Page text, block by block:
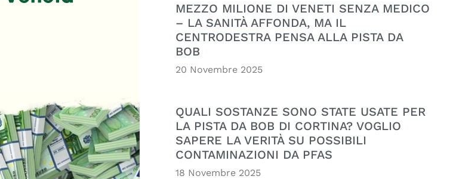
MEZZO MILIONE DI VENETI SENZA MEDICO
– LA SANITÀ AFFONDA, MA IL
CENTRODESTRA PENSA ALLA PISTA DA
BOB
20 Novembre 2025
QUALI SOSTANZE SONO STATE USATE PER
LA PISTA DA BOB DI CORTINA? VOGLIO
SAPERE LA VERITÀ SU POSSIBILI
CONTAMINAZIONI DA PFAS
18 Novembre 2025